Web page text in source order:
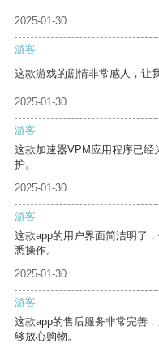
2025-01-30
游客
这款游戏的剧情非常感人，让
2025-01-30
游客
这款加速器VPM应用程序已经
护。
2025-01-30
游客
这款app的用户界面简洁明了
悉操作。
2025-01-30
游客
这款app的售后服务非常完善
够放心购物。